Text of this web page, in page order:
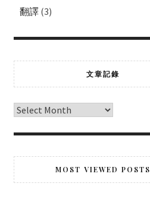
翻譯 (3)
文章記錄
MOST VIEWED POSTS